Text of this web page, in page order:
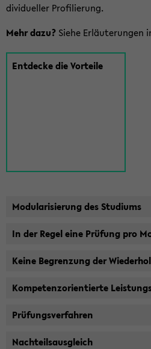
di­vi­du­el­ler Pro­fi­lie­rung.
Mehr dazu? Siehe Er­läu­te­run­gen
Ent­de­cke die Vor­tei­le
Mo­du­la­ri­sie­rung des Stu­di­ums
In der Regel eine Prü­fung pro
Keine Be­gren­zung der
Kom­pe­tenz­ori­en­tier­te
Prü­fungs­ver­fah­ren
Nach­teils­aus­gleich